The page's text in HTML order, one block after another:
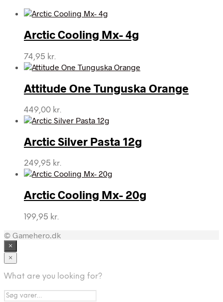
Arctic Cooling Mx- 4g
74,95 kr.
Attitude One Tunguska Orange
449,00 kr.
Arctic Silver Pasta 12g
249,95 kr.
Arctic Cooling Mx- 20g
199,95 kr.
© Gamehero.dk
×
×
What are you looking for?